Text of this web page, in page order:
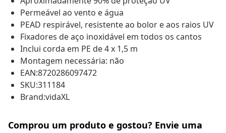
Permeável ao vento e água
PEAD respirável, resistente ao bolor e aos raios UV
Fixadores de aço inoxidável em todos os cantos
Inclui corda em PE de 4 x 1,5 m
Montagem necessária: não
EAN:8720286097472
SKU:311184
Brand:vidaXL
Comprou um produto e gostou? Envie uma